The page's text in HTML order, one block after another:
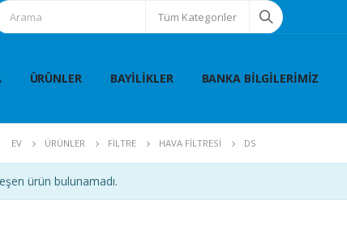
Tüm Kategoriler
ÜRÜNLER BAYILIKLER BANKA BILGILERIMIZ
EV ÜRÜNLER FİLTRE HAVA FİLTRESİ DS
ürün bulunamadı.